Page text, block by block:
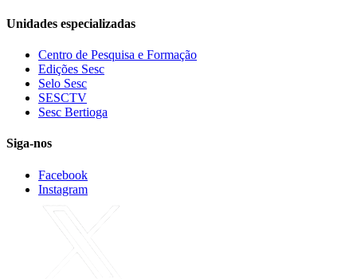
Unidades especializadas
Centro de Pesquisa e Formação
Edições Sesc
Selo Sesc
SESCTV
Sesc Bertioga
Siga-nos
Facebook
Instagram